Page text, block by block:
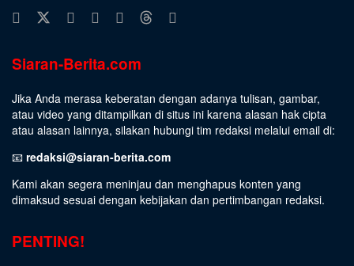
Siaran-Berita.com
Jika Anda merasa keberatan dengan adanya tulisan, gambar,
atau video yang ditampilkan di situs ini karena alasan hak cipta
atau alasan lainnya, silakan hubungi tim redaksi melalui email di:
📧 redaksi@siaran-berita.com
Kami akan segera meninjau dan menghapus konten yang
dimaksud sesuai dengan kebijakan dan pertimbangan redaksi.
PENTING!